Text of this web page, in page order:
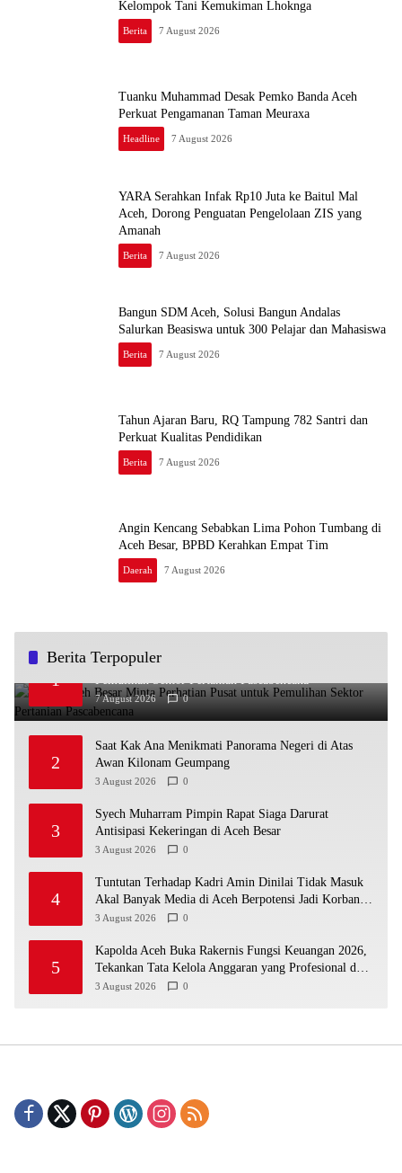
Kelompok Tani Kemukiman Lhoknga
Berita 7 August 2026
Tuanku Muhammad Desak Pemko Banda Aceh
Perkuat Pengamanan Taman Meuraxa
Headline 7 August 2026
YARA Serahkan Infak Rp10 Juta ke Baitul Mal
Aceh, Dorong Penguatan Pengelolaan ZIS yang
Amanah
Berita 7 August 2026
Bangun SDM Aceh, Solusi Bangun Andalas
Salurkan Beasiswa untuk 300 Pelajar dan Mahasiswa
Berita 7 August 2026
Tahun Ajaran Baru, RQ Tampung 782 Santri dan
Perkuat Kualitas Pendidikan
Berita 7 August 2026
Angin Kencang Sebabkan Lima Pohon Tumbang di
Aceh Besar, BPBD Kerahkan Empat Tim
Daerah 7 August 2026
Berita Terpopuler
1
Bupati Aceh Besar Minta Perhatian Pusat untuk
Pemulihan Sektor Pertanian Pascabencana
7 August 2026 0
2
Saat Kak Ana Menikmati Panorama Negeri di Atas
Awan Kilonam Geumpang
3 August 2026 0
3
Syech Muharram Pimpin Rapat Siaga Darurat
Antisipasi Kekeringan di Aceh Besar
3 August 2026 0
4
Tuntutan Terhadap Kadri Amin Dinilai Tidak Masuk
Akal Banyak Media di Aceh Berpotensi Jadi Korban
Selanjutnya
3 August 2026 0
5
Kapolda Aceh Buka Rakernis Fungsi Keuangan 2026,
Tekankan Tata Kelola Anggaran yang Profesional dan
Akuntabel
3 August 2026 0